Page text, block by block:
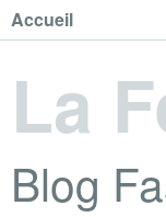
Accueil
La
Blog